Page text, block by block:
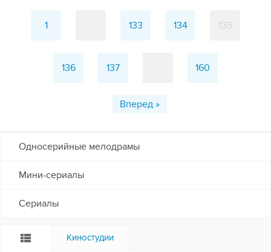
1 133 134 135
136 137 160
Вперед »
Односерийные мелодрамы
Мини-сериалы
Сериалы
Киностудии